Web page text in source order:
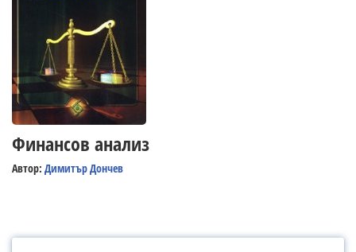
Финансов анализ
Автор: Димитър Дончев